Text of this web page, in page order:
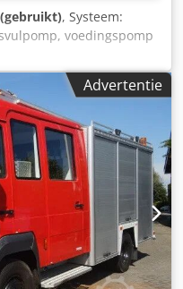
, Systeem:
voedingspomp
AB Bouwjaar: 2011 PK:
Cantoni Vermogen: 37
3102
Ontworpen voor
en/of zure slurries.
van het medium.
Advertentie